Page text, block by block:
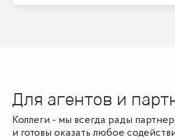
Для агентов и
Коллеги - мы всегда рады
и готовы оказать любое